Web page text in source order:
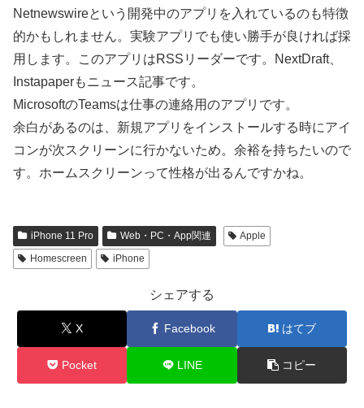
Netnewswireという開発中のアプリを入れているのも特徴
的かもしれません。実験アプリでも使い勝手が良ければ採
用します。このアプリはRSSリーダーです。NextDraft、
Instapaperもニュース記事です。
MicrosoftのTeamsは仕事の連絡用のアプリです。
余白があるのは、新規アプリをインストールする時にアイ
コンが次スクリーンに行かないため。余裕を持ちたいので
す。ホームスクリーンって性格が出るんですかね。
iPhone 11 Pro Web・PC・App関連
Apple
Homescreen
iPhone
シェアする
X Facebook はてブ
Pocket LINE コピー